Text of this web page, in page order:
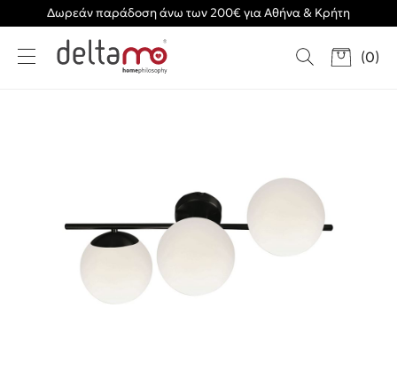
Δωρεάν παράδοση άνω των 200€ για Αθήνα & Κρήτη
(0)